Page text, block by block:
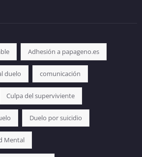
Adhesión a papageno.es
duelo comunicación
Culpa del superviviente
Duelo por suicidio
Mental